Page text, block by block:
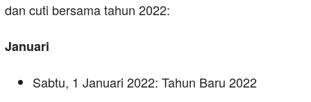
dan cuti bersama tahun 2022:
Januari
Sabtu, 1 Januari 2022: Tahun Baru 2022